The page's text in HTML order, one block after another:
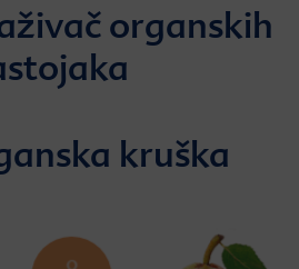
organskih
kruška